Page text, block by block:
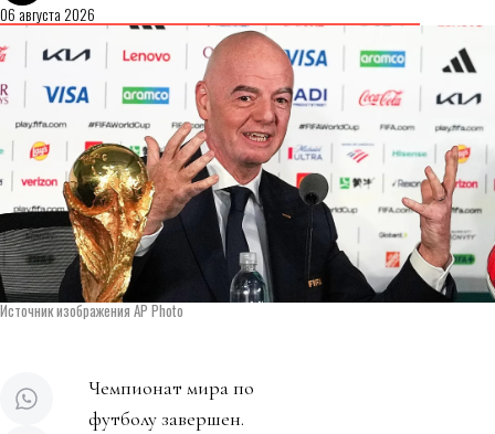
06 августа 2026
Источник изображения AP Photo
Чемпионат мира по
футболу завершен.